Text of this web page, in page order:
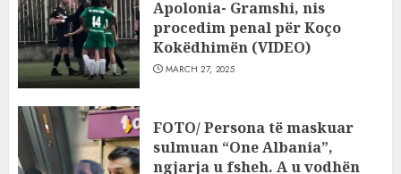
Apolonia- Gramshi, nis
procedim penal për Koço
Kokëdhimën (VIDEO)
MARCH 27, 2025
FOTO/ Persona të maskuar
sulmuan “One Albania”,
ngjarja u fsheh. A u vodhën